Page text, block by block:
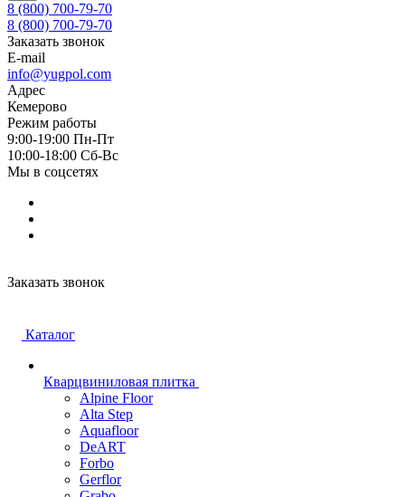
8 (800) 700-79-70
8 (800) 700-79-70
Заказать звонок
E-mail
info@yugpol.com
Адрес
Кемерово
Режим работы
9:00-19:00 Пн-Пт
10:00-18:00 Cб-Вс
Мы в соцсетях
Заказать звонок
Каталог
Кварцвиниловая плитка
Alpine Floor
Alta Step
Aquafloor
DeART
Forbo
Gerflor